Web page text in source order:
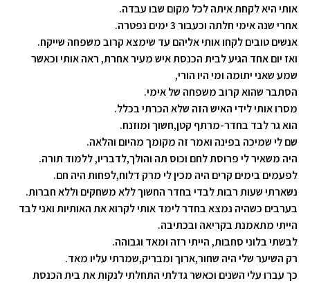
אותי היא לקחת איתה לכל מקום שבו עבדה.
אחרי שנהאימי חלתה וכעבור 3 ימים נפטרה
.
אנשים טובים לקחו אותי אליהם עד שימצאקרוב משפחה שייקח.
ואז יום אחד הגיע לבית הכנסת איש מעיר אחרת, ראה אותי וכאשר
שמע שאני יתומה ומי היו הורי,
הסתבר שהוא קרוב משפחה של אימי.
מסרו אותי לידי האיש הזה שלא הכרתי בכלל.
הוא גר לבד בחדר-מרתף קטן,חשוך ומוזנח.
שם לי שמיכה בפינה ואמר זה מקומך מהיום והלאה.
היה משאיר לי פרוסת לחם וכוס תה והולך,לדבריו, ללמוד תורה.
לפעמים בימים קרים היה מכין לי מרק דלוח,לפחות היה חם.
נשארתי שעות רבות לבדי בחדר החשוך ללא משחקים וללא חברות.
בערבים כשהיה נמצאבחדרלימד אותי לקרוא את האותיותואני לבד
הייתי מתאמנת בקריאה ובכתיבה.
לבשתי בלוני סחבות, הייתי רזה ומאד וגבוהה.
רק השיער שלי היה שחור,ארוך ומבריק,שמרתי עליו מאד.
כך עברו עליהשנים וכאשר גדלתיהתחלתי לנקות את בית הכנסת